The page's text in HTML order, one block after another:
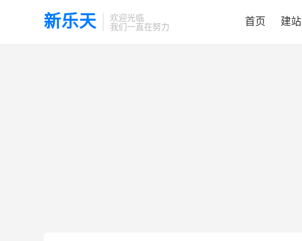
新乐天
欢迎光临
我们一直在努力
首页 建站